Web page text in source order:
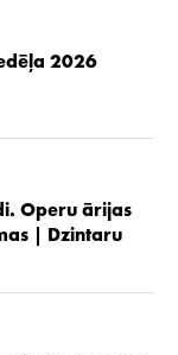
2026
Operu ārijas
| Dzintaru